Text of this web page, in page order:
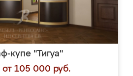
купе "Тигуа"
от 105 000 руб.